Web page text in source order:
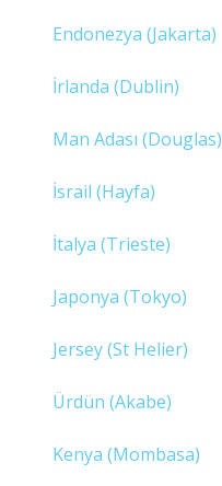
Endonezya (Jakarta)
İrlanda (Dublin)
Man Adası (Douglas)
İsrail (Hayfa)
İtalya (Trieste)
Japonya (Tokyo)
Jersey (St Helier)
Ürdün (Akabe)
Kenya (Mombasa)